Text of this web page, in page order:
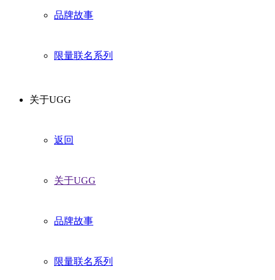
品牌故事
限量联名系列
关于UGG
返回
关于UGG
品牌故事
限量联名系列